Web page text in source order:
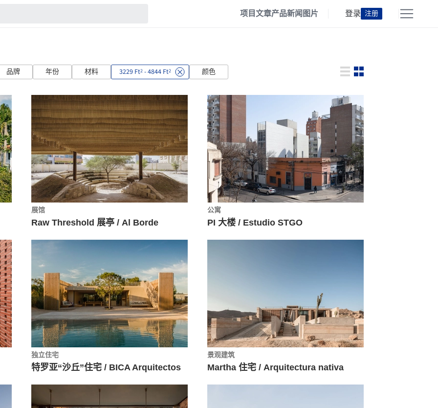
项目文章产品新闻 图片 登录 注册
品牌 年份 材料 3229 Ft2 - 4844 Ft2 颜色
展馆
Raw Threshold 展亭 / Al Borde
公寓
PI 大楼 / Estudio STGO
独立住宅
特罗亚“沙丘”住宅 / BICA Arquitectos
景观建筑
Martha 住宅 / Arquitectura nativa